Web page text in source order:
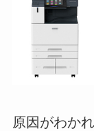
原因がわか